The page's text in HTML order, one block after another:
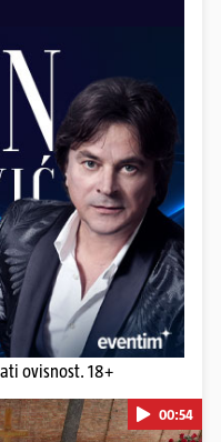
ovisnost. 18+
00:54